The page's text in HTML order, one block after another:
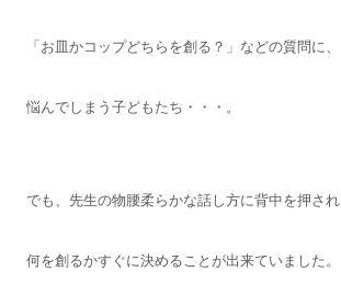
「お皿かコップどちらを創る？」などの質問に、
悩んでしまう子どもたち・・・。
でも、先生の物腰柔らかな話し方に背中を押され
何を創るかすぐに決めることが出来ていました。